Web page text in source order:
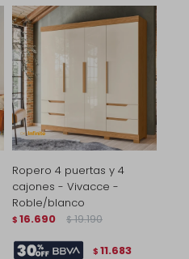
Ropero 4 puertas y 4
cajones - Vivacce -
Roble/blanco
$ 16.690 $ 19.190
$ 11.683